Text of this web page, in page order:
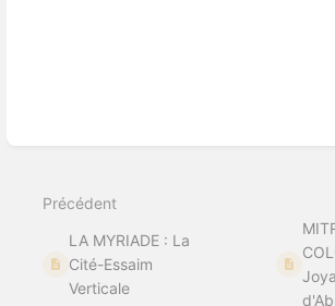
Précédent
LA MYRIADE : La
Cité-Essaim
Verticale